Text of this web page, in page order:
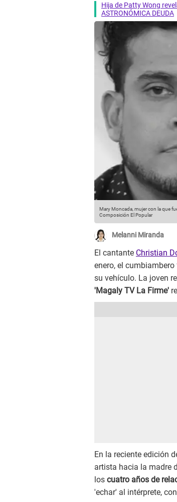
Hija de Patty Wong
ASTRONÓMICA DEUDA
Mary Moncada, mujer con la que
Composición El Popular
Melanni Miranda
El cantante Christian
enero, el
su vehículo. La joven
'Magaly TV La Firme'
En la reciente edición
artista hacia la madre
los cuatro años de
'echar' al intérprete,